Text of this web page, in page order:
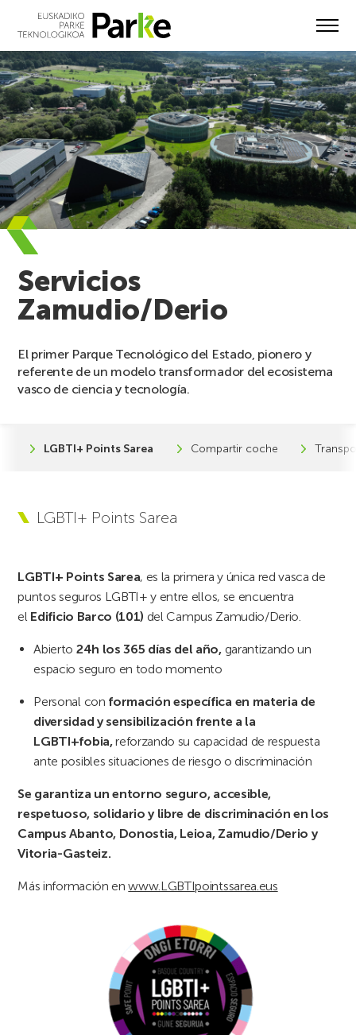
content
Servicios
Zamudio/Derio
El primer Parque Tecnológico del Estado, pionero y
referente de un modelo transformador del ecosistema
vasco de ciencia y tecnología.
LGBTI+ Points Sarea Compartir coche
LGBTI+ Points Sarea
LGBTI+ Points Sarea, es la primera y única red vasca de
puntos seguros LGBTI+ y entre ellos, se encuentra
el Edificio Barco (101) del Campus Zamudio/Derio.
Abierto 24h los 365 días del año,garantizando un
espacio seguro en todo momento
Personal con formación específica en materia de
diversidad y sensibilización frente a la
LGBTI+fobia,reforzando su capacidad de respuesta
ante posibles situaciones de riesgo o discriminación
Se garantiza un entorno seguro, accesible,
respetuoso, solidario y libre de discriminación en los
Campus Abanto, Donostia, Leioa, Zamudio/Derio y
Vitoria-Gasteiz.
Más información enwww.LGBTIpointssarea.eus